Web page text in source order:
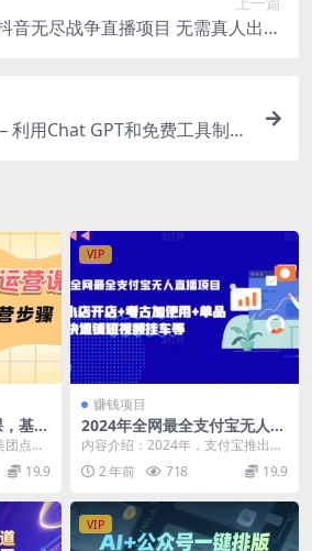
音无尽战争直播项目 无需真人出镜
利用Chat GPT和免费工具制作
基础
节
点评
运营
19.9
VIP
赚钱项目
2024年全网最全支付宝无人直
播项目，支付宝小店开店+考
古加使用+单品快速铺短视频
挂车等
内容介绍：2024年，支付宝推出了
直播功能，潜藏着巨大商机。5亿日
活跃用户，高消...
2 年前 718 19.9
VIP